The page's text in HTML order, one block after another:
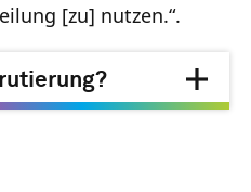
[zu] nutzen.“.